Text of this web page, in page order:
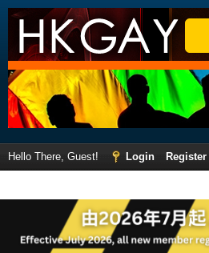
Hello There, Guest! Login
Register